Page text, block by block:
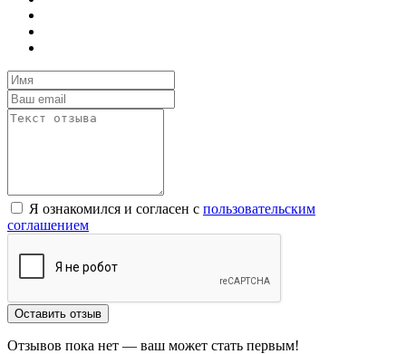
Я ознакомился и согласен с пользовательским
соглашением
Оставить отзыв
Отзывов пока нет — ваш может стать первым!